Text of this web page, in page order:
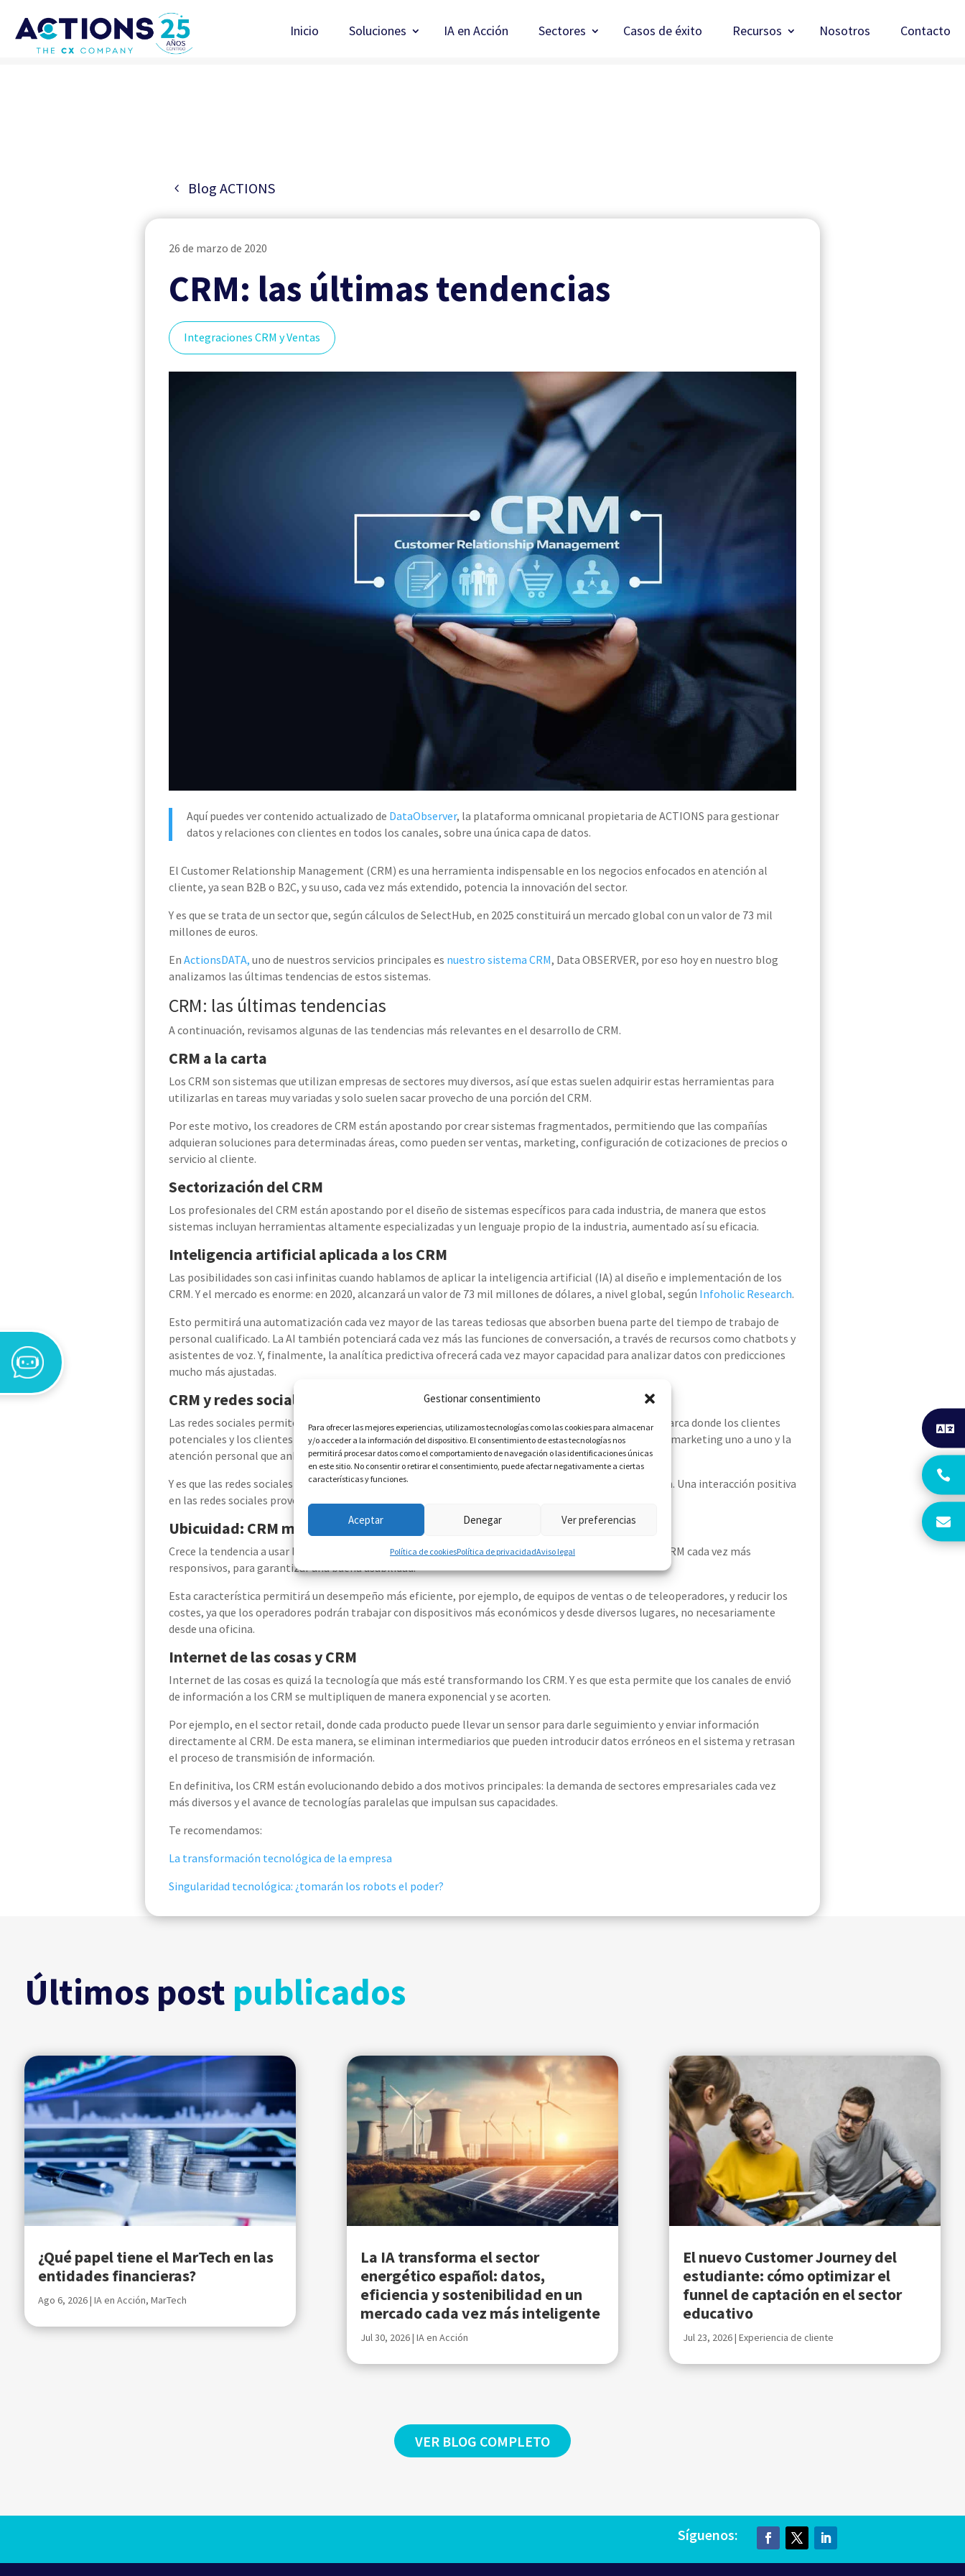
Gestionar consentimiento
Para ofrecer las mejores experiencias, utilizamos tecnologías como las cookies para almacenar
y/o acceder a la información del dispositivo. El consentimiento de estas tecnologías nos
permitirá procesar datos como el comportamiento de navegación o las identificaciones únicas
en este sitio. No consentir o retirar el consentimiento, puede afectar negativamente a ciertas
características y funciones.
Aceptar Denegar Ver preferencias
Política de cookiesPolítica de privacidadAviso legal
Inicio Soluciones IA en Acción Sectores Casos de éxito Recursos Nosotros Contacto
Blog ACTIONS
26 de marzo de 2020
CRM: las últimas tendencias
Integraciones CRM y Ventas
Aquí puedes ver contenido actualizado de DataObserver, la plataforma omnicanal propietaria de ACTIONS para gestionar
datos y relaciones con clientes en todos los canales, sobre una única capa de datos.
El Customer Relationship Management (CRM) es una herramienta indispensable en los negocios enfocados en atención al
cliente, ya sean B2B o B2C, y su uso, cada vez más extendido, potencia la innovación del sector.
Y es que se trata de un sector que, según cálculos de SelectHub, en 2025 constituirá un mercado global con un valor de 73 mil
millones de euros.
En ActionsDATA, uno de nuestros servicios principales es nuestro sistema CRM, Data OBSERVER, por eso hoy en nuestro blog
analizamos las últimas tendencias de estos sistemas.
CRM: las últimas tendencias
A continuación, revisamos algunas de las tendencias más relevantes en el desarrollo de CRM.
CRM a la carta
Los CRM son sistemas que utilizan empresas de sectores muy diversos, así que estas suelen adquirir estas herramientas para
utilizarlas en tareas muy variadas ysolo suelen sacar provecho de una porción del CRM.
Por este motivo, los creadores de CRM están apostando por crear sistemas fragmentados, permitiendo que las compañías
adquieran soluciones para determinadas áreas, como pueden serventas, marketing, configuración de cotizaciones de precios o
servicio al cliente.
Sectorización del CRM
Los profesionales del CRM están apostando por el diseño de sistemas específicos para cada industria, de manera que estos
sistemas incluyan herramientas altamente especializadas y un lenguaje propio de la industria, aumentado así su eficacia.
Inteligencia artificial aplicada a los CRM
Las posibilidades son casi infinitas cuando hablamos de aplicar la inteligencia artificial (IA) al diseño e implementación de los
CRM. Y el mercado es enorme: en 2020, alcanzará un valor de 73 mil millones de dólares, a nivel global, según Infoholic Research.
Esto permitirá una automatización cada vez mayor de las tareas tediosas que absorben buena parte del tiempo de trabajo de
personal cualificado. La AI también potenciará cada vez más las funciones de conversación, a través de recursos como chatbots y
asistentes de voz.Y, finalmente, la analítica predictiva ofrecerá cada vez mayor capacidad para analizar datos con predicciones
mucho más ajustadas.
CRM y redes sociales, aliados inseparables
L as redes sociales permiten a las empresas conectar con su audiencia en tiempo real y crear valor de marca donde los clientes
potenciales y los clientes ya estánpresentes e invierten gran parte de sutiempo.Además,permite
el marketing uno a uno y la
atención personal que anhelan los clientes.
Y es que las redes sociales son uno de los canales más eficaces para garantizar el retorno de la inversión. Una interacción positiva
en las redes sociales provoca que un usuario sea un
Ubicuidad: CRM más responsive
Crece la tendencia a usar los CRM desde dispositivos móviles, por esolos desarrolladores trabajan en CRM cada vez más
responsivos, para garantizar una buena usabilidad.
Esta característica permitirá un desempeño más eficiente, por ejemplo, de equipos de ventas o de teleoperadores, y reducir los
costes, ya que los operadores podrán trabajar con dispositivos más económicos y desde diversos lugares, no necesariamente
desde una oficina.
Internet de las cosas y CRM
Internet de las cosas es quizá la tecnología que más esté transformando los CRM. Y es que esta permite que los canales de envió
de información a los CRM se multipliquen de manera exponencial y se acorten.
Por ejemplo, en el sector retail, donde cada producto puede llevar un sensor para darle seguimiento y enviar información
directamente al CRM. De esta manera, se eliminan intermediarios que pueden introducir datos erróneos en el sistema y retrasan
el proceso de transmisión de información.
En definitiva, los CRM están evolucionando debido a dos motivos principales: la demanda de sectores empresariales cada vez
más diversos y el avance de tecnologías paralelas que impulsan sus capacidades.
Te recomendamos:
La transformación tecnológica de la empresa
Singularidad tecnológica: ¿tomarán los robots el poder?
Últimos post publicados
¿Qué papel tiene el MarTech en las
entidades financieras?
Ago 6, 2026| IA en Acción, MarTech
La IA transforma el sector
energético español: datos,
eficiencia y sostenibilidad en un
mercado cada vez más inteligente
Jul 30, 2026| IA en Acción
El nuevo Customer Journey del
estudiante: cómo optimizar el
funnel de captación en el sector
educativo
Jul 23, 2026| Experiencia de cliente
VER BLOG COMPLETO
Síguenos: